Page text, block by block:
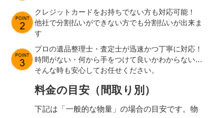
クレジットカードをお持ちでない方も対応可能！
他社で分割払いができない方でも分割払いが出来ま
す
プロの遺品整理士・査定士が迅速かつ丁寧に対応！
時間がない・何から手をつけて良いかわからない…
そんな時も安心してお任せください。
料金の目安（間取り別）
下記は「一般的な物量」の場合の目安です。物